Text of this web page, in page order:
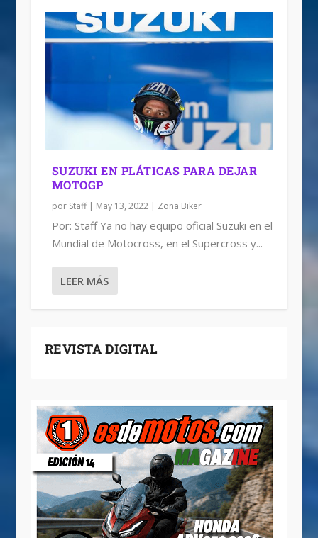
SUZUKI EN PLÁTICAS PARA DEJAR
MOTOGP
por Staff| May 13, 2022| Zona Biker
Por: Staff Ya no hay equipo oficial Suzuki en el
Mundial de Motocross, en el Supercross y...
LEER MÁS
REVISTA DIGITAL